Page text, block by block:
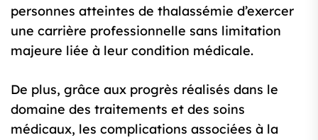
personnes atteintes de thalassémie d’exercer
une carrière professionnelle sans limitation
majeure liée à leur condition médicale.
De plus, grâce aux progrès réalisés dans le
domaine des traitements et des soins
médicaux, les complications associées à la